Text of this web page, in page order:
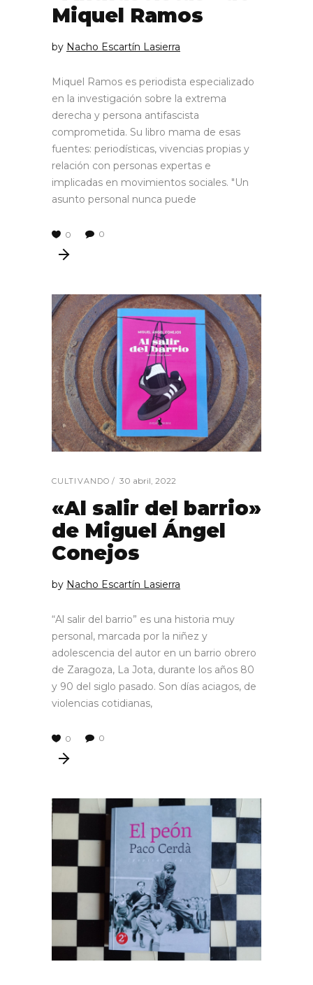
Miquel Ramos
by Nacho Escartín Lasierra
Miquel Ramos es periodista especializado
en la investigación sobre la extrema
derecha y persona antifascista
comprometida. Su libro mama de esas
fuentes: periodísticas, vivencias propias y
relación con personas expertas e
implicadas en movimientos sociales. "Un
asunto personal nunca puede
0 0
CULTIVANDO 30 abril, 2022
«Al salir del barrio»
de Miguel Ángel
Conejos
by Nacho Escartín Lasierra
“Al salir del barrio” es una historia muy
personal, marcada por la niñez y
adolescencia del autor en un barrio obrero
de Zaragoza, La Jota, durante los años 80
y 90 del siglo pasado. Son días aciagos, de
violencias cotidianas,
0 0